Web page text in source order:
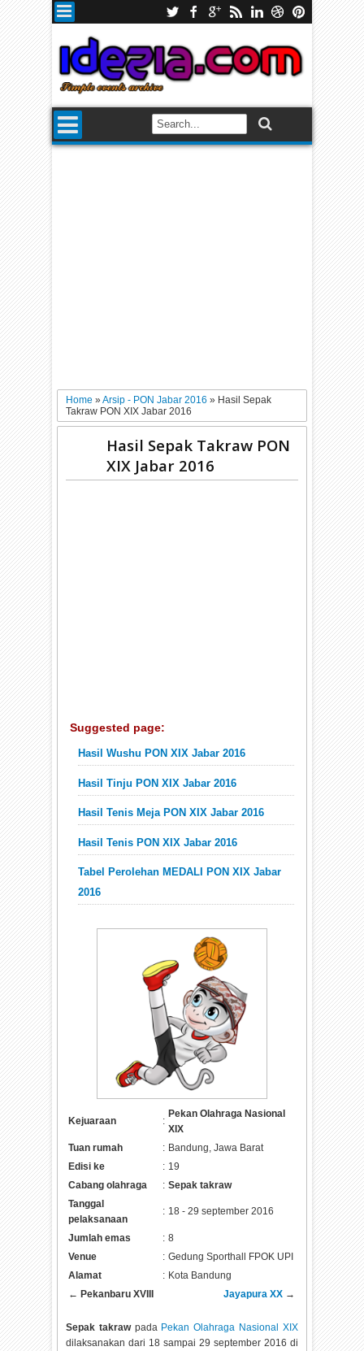
Home»Arsip - PON Jabar 2016» Hasil Sepak
Takraw PON XIX Jabar 2016
Hasil Sepak Takraw PON
XIX Jabar 2016
Suggested page:
Hasil Wushu PON XIX Jabar 2016
Hasil Tinju PON XIX Jabar 2016
Hasil Tenis Meja PON XIX Jabar 2016
Hasil Tenis PON XIX Jabar 2016
Tabel Perolehan MEDALI PON XIX Jabar
2016
Kejuaraan :
Pekan Olahraga Nasional
XIX
Tuan rumah
: Bandung, Jawa Barat
Edisi ke
: 19
Cabang olahraga
: Sepak takraw
Tanggal
pelaksanaan
: 18 - 29 september 2016
Jumlah emas : 8
Venue
: Gedung Sporthall FPOK UPI
Alamat
: Kota Bandung
← Pekanbaru XVIII Jayapura XX →
Sepak takrawpada Pekan Olahraga Nasional XIX
dilaksanakan dari 18 sampai 29 september 2016 di